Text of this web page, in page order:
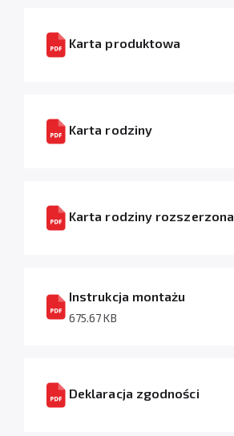
Karta produktowa
Karta rodziny
Karta rodziny rozszerzona
Instrukcja montażu
675.67 KB
Deklaracja zgodności